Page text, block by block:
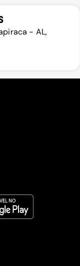
- AL,